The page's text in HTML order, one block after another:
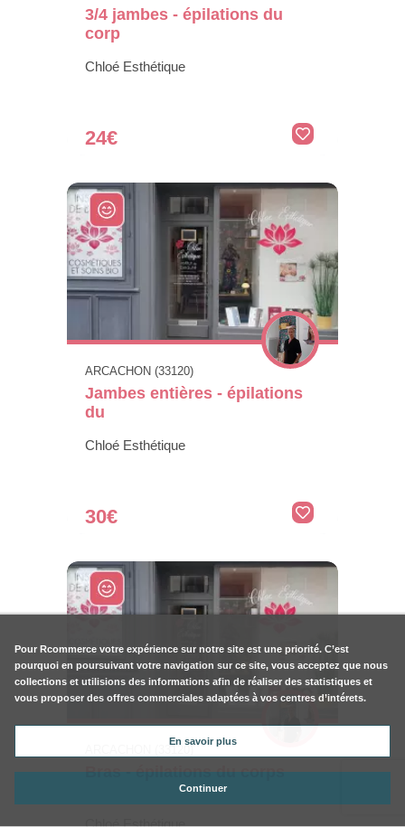
3/4 jambes - épilations du
corp
Chloé Esthétique
24€
ARCACHON (33120)
Jambes entières - épilations
du
Chloé Esthétique
30€
Bras - épilations du corps
Chloé Esthétique
Pour Rcommerce votre expérience sur notre site est une priorité. C’est
pourquoi en poursuivant votre navigation sur ce site, vous acceptez que nous
collections et utilisions des informations afin de réaliser des statistiques et
vous proposer des offres commerciales adaptées à vos centres d’intérets.
En savoir plus
Continuer